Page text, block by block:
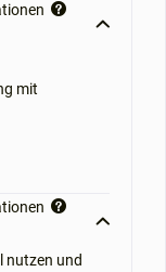
mit
nutzen und